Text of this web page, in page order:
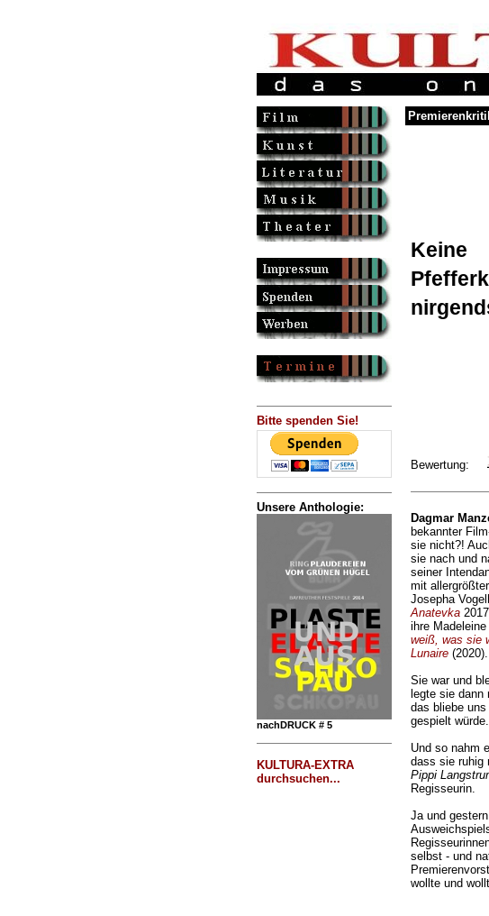
Bitte spenden Sie!
Unsere Anthologie:
nachDRUCK # 5
KULTURA-EXTRA
durchsuchen...
Keine
Bewertung:
Dagmar
bekannter
sie nicht?!
sie nach und
seiner
mit
Josepha
Anatevka
ihre
weiß, was sie
Lunaire(2020).
Sie war und
legte sie
das bliebe
gespielt würde.
Und so nahm
dass sie ruhig
Pippi
Regisseurin.
Ja und
selbst - und
wollte und